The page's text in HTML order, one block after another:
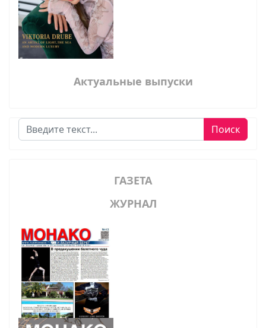
Актуальные выпуски
Поиск Поиск
ГАЗЕТА
ЖУРНАЛ